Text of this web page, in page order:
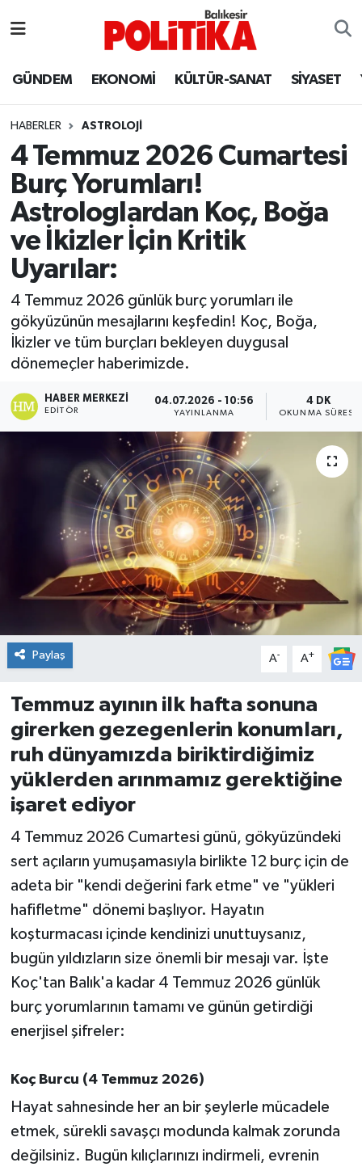
GÜNDEM EKONOMİ KÜLTÜR-SANAT SİYASET
HABERLER ASTROLOJİ
4 Temmuz 2026 Cumartesi
Burç Yorumları!
Astrologlardan Koç, Boğa
ve İkizler İçin Kritik
Uyarılar:
4 Temmuz 2026 günlük burç yorumları ile
gökyüzünün mesajlarını keşfedin! Koç, Boğa,
İkizler ve tüm burçları bekleyen duygusal
dönemeçler haberimizde.
HABER MERKEZI
EDITÖR
04.07.2026 - 10:56
YAYINLANMA
4 DK
OKUNMA SÜRESI
Paylaş A- A+
Temmuz ayının ilk hafta sonuna
girerken gezegenlerin konumları,
ruh dünyamızda biriktirdiğimiz
yüklerden arınmamız gerektiğine
işaret ediyor
4 Temmuz 2026 Cumartesi günü, gökyüzündeki
sert açıların yumuşamasıyla birlikte 12 burç için de
adeta bir "kendi değerini fark etme" ve "yükleri
hafifletme" dönemi başlıyor. Hayatın
koşturmacası içinde kendinizi unuttuysanız,
bugün yıldızların size önemli bir mesajı var. İşte
Koç'tan Balık'a kadar 4 Temmuz 2026 günlük
burç yorumlarının tamamı ve günün getirdiği
enerjisel şifreler:
Koç Burcu (4 Temmuz 2026)
Hayat sahnesinde her an bir şeylerle mücadele
etmek, sürekli savaşçı modunda kalmak zorunda
değilsiniz. Bugün kılıçlarınızı indirmeli, evrenin
Ayvalık
Balya
Bandırma
Bigadiç
BİYOGRAFİLER
Burhaniye
ÇEVRE
DÜNYA
Dursunbey
Edremit
EĞİTİM
EKONOMİ
Erdek
Gömeç
Havran
İvrindi
KENT GÜNDEMİ
Kepsut
KÜLTÜR-SANAT
MAGAZİN
MANŞET
Manyas
Resmi İlanlar
Balıkesir Hava Durumu
Balıkesir Namaz Vakitleri
Balıkesir Trafik Yoğunluk Haritası
Süper Lig Puan Durumu ve Fikstür
Tüm Manşetler
Son Dakika Haberleri
Haber Arşivi